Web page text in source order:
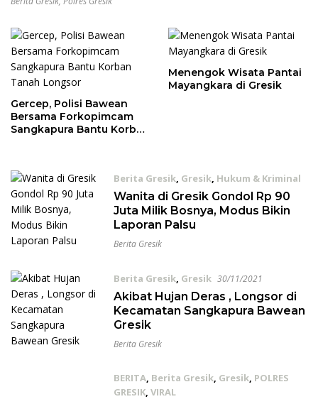
Gercep, Polisi Bawean
Bersama Forkopimcam
Sangkapura Bantu Korban
Menengok Wisata Pantai
Mayangkara di Gresik
Berita Gresik, Gresik, Hukum & Kriminal
16/12/2021
Wanita di Gresik Gondol Rp 90
Juta Milik Bosnya, Modus Bikin
Laporan Palsu
Berita Gresik
Berita Gresik, Gresik 30/11/2021
Akibat Hujan Deras , Longsor di
Kecamatan Sangkapura Bawean
Gresik
Berita Gresik
BERITA, Berita Gresik, Gresik, POLRES
GRESIK, VIRAL